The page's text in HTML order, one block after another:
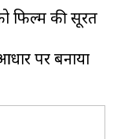
फिल्म की सूरत
पर बनाया